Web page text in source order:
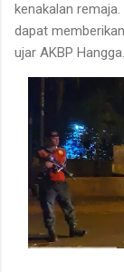
kenakalan
dapat
ujar AKBP Hangga.